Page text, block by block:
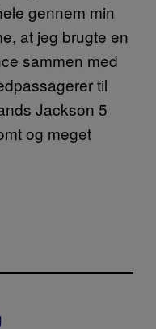
gennem min
at jeg brugte en
sammen med
til
Jackson 5
og meget